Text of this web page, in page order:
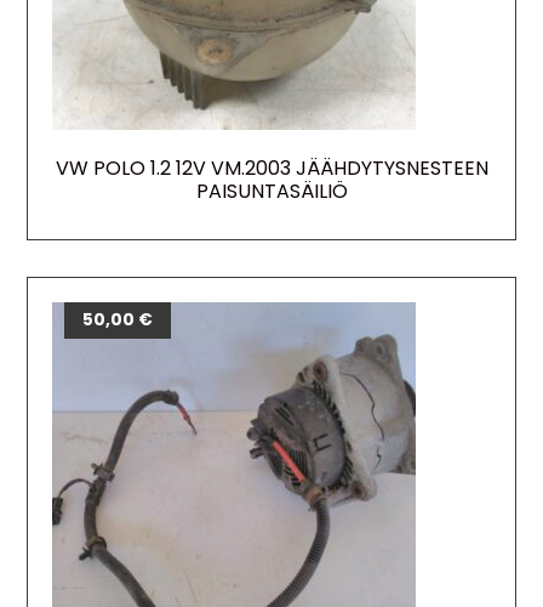
VW POLO 1.2 12V VM.2003 JÄÄHDYTYSNESTEEN
PAISUNTASÄILIÖ
50,00 €